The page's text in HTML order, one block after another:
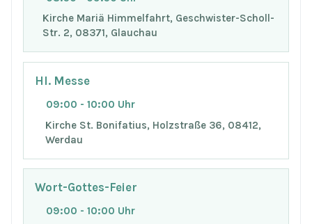
Kirche Mariä Himmelfahrt, Geschwister-Scholl-
Str. 2, 08371, Glauchau
Hl. Messe
09:00 - 10:00 Uhr
Kirche St. Bonifatius, Holzstraße 36, 08412,
Werdau
Wort-Gottes-Feier
09:00 - 10:00 Uhr